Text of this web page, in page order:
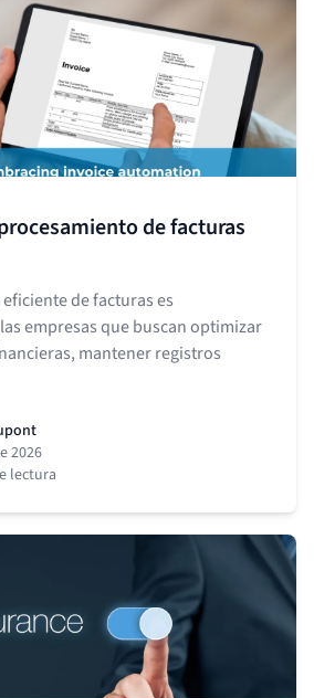
de facturas
de facturas es
empresas que buscan optimizar
mantener registros
2026
lectura